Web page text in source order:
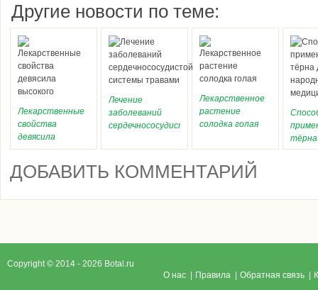
Другие новости по теме:
Лекарственные
свойства
девясила
высокого
Лечение
заболеваний
сердечнососудистой
травами
Лекарственное
растение
солодка голая
тёрна
ДОБАВИТЬ КОММЕНТАРИЙ
Copyright © 2014 - 2026 Botal.ru
O нас
Правила Обратная связь